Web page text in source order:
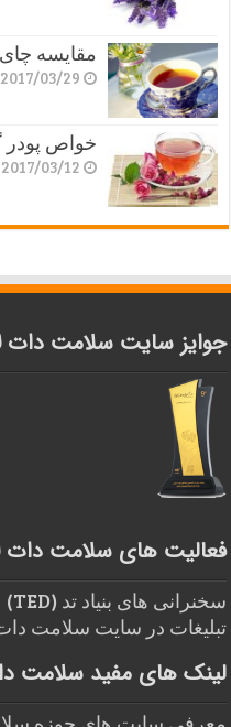
مقایسه
2017/03/29
خواص
2017/03/12
جوایز سایت سلامت دات
فعالیت های سلامت دات
سخنرانی های بنیاد تد (TED)
تبلیغات در سایت سلامت
لینک های مفید سلامت